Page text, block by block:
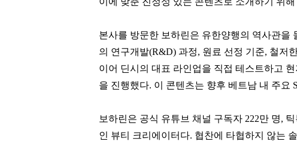
본사를 방문한 보하린은 유한양행의 역사관을
의 연구개발(R&D) 과정, 원료 선정 기준, 철저
이어 딘시의 대표 라인업을 직접 테스트하고
을 진행했다. 이 콘텐츠는 향후 베트남 내 주요
보하린은 공식 유튜브 채널 구독자 222만 명,
인 뷰티 크리에이터다. 협찬에 타협하지 않는